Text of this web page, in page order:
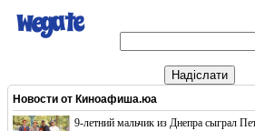
Надіслати
Новости от Киноафиша.юа
9-летний мальчик из Днепра сыграл